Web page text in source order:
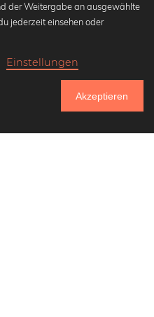
20% Rabatt auf alle Bilder
der Weitergabe an ausgewählte
jederzeit einsehen oder
Einstellungen
Akzeptieren